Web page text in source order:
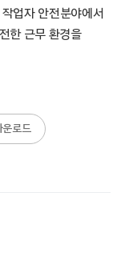
업자 안전분야에서
한 근무 환경을
운로드